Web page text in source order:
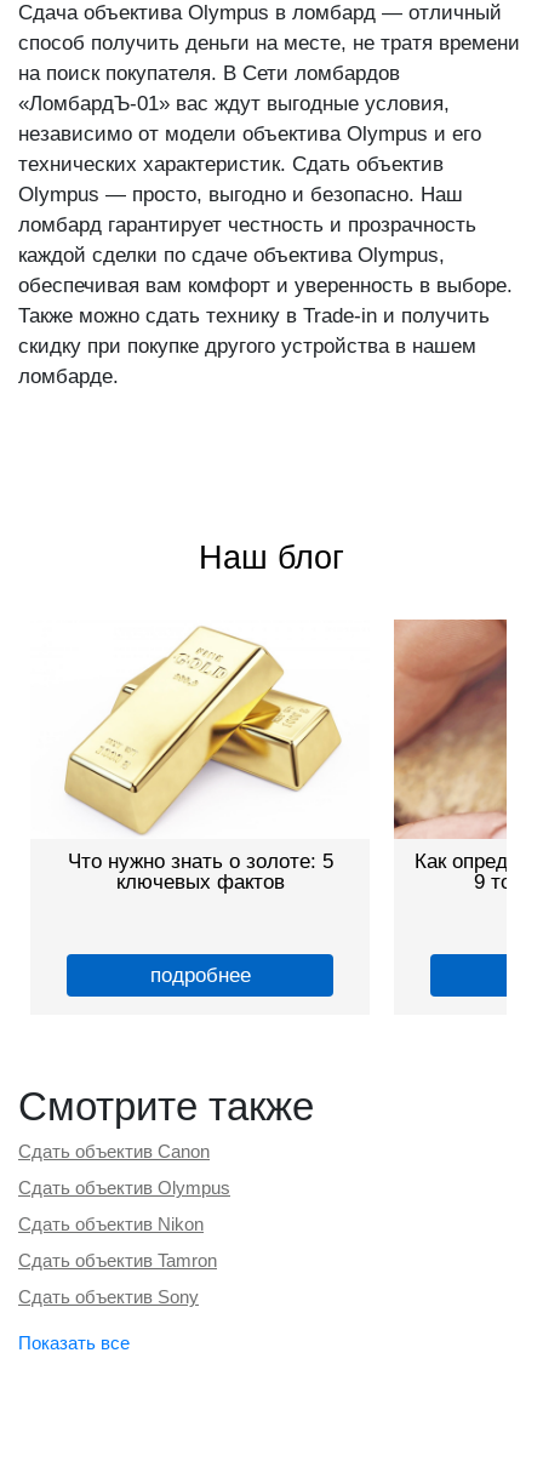
Сдача объектива Olympus в ломбард — отличный
способ получить деньги на месте, не тратя времени
на поиск покупателя. В Сети ломбардов
«ЛомбардЪ-01» вас ждут выгодные условия,
независимо от модели объектива Olympus и его
технических характеристик. Сдать объектив
Olympus — просто, выгодно и безопасно. Наш
ломбард гарантирует честность и прозрачность
каждой сделки по сдаче объектива Olympus,
обеспечивая вам комфорт и уверенность в выборе.
Также можно сдать технику в Trade-in и получить
скидку при покупке другого устройства в нашем
ломбарде.
Наш блог
нужно знать о золоте: 5
ключевых фактов
подробнее
Как определить
9 точных
Смотрите также
Сдать объектив Canon
Сдать объектив Olympus
Сдать объектив Nikon
Сдать объектив Tamron
Сдать объектив Sony